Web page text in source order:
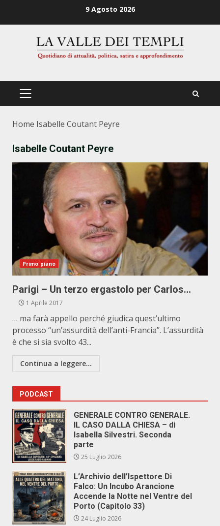
9 Agosto 2026
PRIMÄRES
Home Isabelle Coutant Peyre
Isabelle Coutant Peyre
Primo piano
Parigi – Un terzo ergastolo per Carlos…
1 Aprile 2017
… ma farà appello perché giudica quest’ultimo
processo “un’assurdità dell’anti-Francia”. L’assurdità
è che si sia svolto 43...
Continua a leggere...
PODCAST
GENERALE CONTRO GENERALE.
IL CASO DALLA CHIESA – di
Isabella Silvestri. Seconda
parte
25 Luglio 2026
L’Archivio dell’Ispettore Di
Falco: Un Incubo Arancione
Accende la Notte nel Ventre del
Porto (Capitolo 33)
24 Luglio 2026